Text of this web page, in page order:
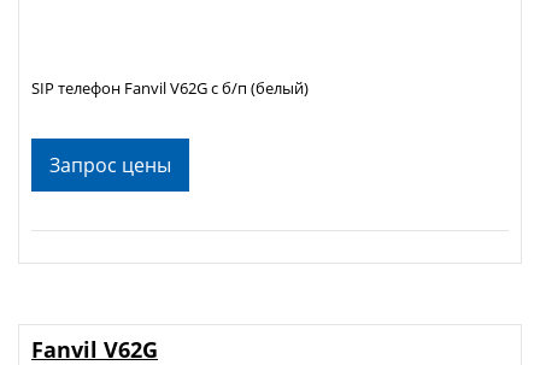
Запрос цены
SIP телефон Fanvil V62G с б/п (белый)
Fanvil V62G